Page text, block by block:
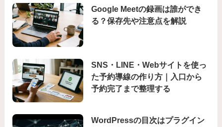
Google Meetの録画は誰ができ
る？保存先や注意点を解説
SNS・LINE・Webサイトを使っ
た予約導線の作り方｜入口から
予約完了まで整理する
WordPressの目次はプラグイン